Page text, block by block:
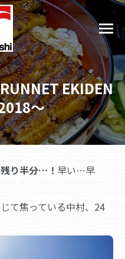
EKIDEN
～
り半分…！ 早い…早
て焦っている中村、24